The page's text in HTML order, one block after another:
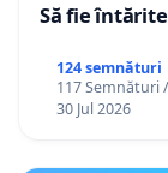
Să fie
124 semnături
117 Semnături
30 Jul 2026